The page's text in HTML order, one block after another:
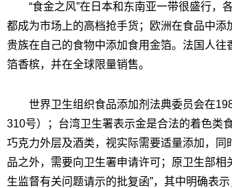
“食金之风”在日本和东南亚一带很盛行，
都成为市场上的高档抢手货；欧洲在食品中
贵族在自己的食物中添加食用金箔。法国人
箔香槟，并在全球限量销售。
世界卫生组织食品添加剂法典委员会在
310号）；台湾卫生署表示金是合法的着色类
巧克力外层及酒类，视实际需要适量添加，
品之外，需要向卫生署申请许可；原卫生部相
生监督有关问题请示的批复函”，其中明确表